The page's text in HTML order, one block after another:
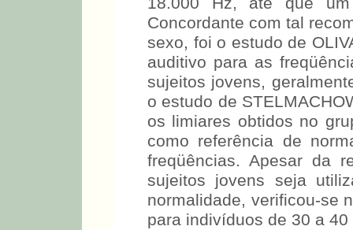
representa- ção da
18.000 Hz, até que um
Concordante com tal
sexo, foi o estudo de
auditivo para as
sujeitos jovens,
o estudo de
os limiares obtidos no
como referência de
freqüências. Apesar da
sujeitos jovens seja